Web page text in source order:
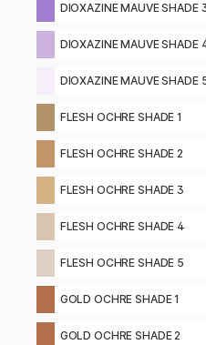
DIOXAZINE MAUVE SHADE
DIOXAZINE MAUVE SHADE
DIOXAZINE MAUVE SHADE
FLESH OCHRE SHADE 1
FLESH OCHRE SHADE 2
FLESH OCHRE SHADE 3
FLESH OCHRE SHADE 4
FLESH OCHRE SHADE 5
GOLD OCHRE SHADE 1
GOLD OCHRE SHADE 2